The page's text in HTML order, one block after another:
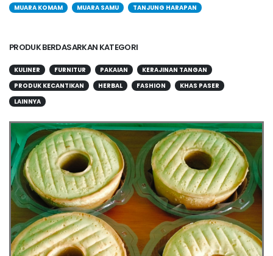
MUARA KOMAM
MUARA SAMU TANJUNG HARAPAN
PRODUK BERDASARKAN KATEGORI
KULINER FURNITUR PAKAIAN
KERAJINAN TANGAN
PRODUK KECANTIKAN
HERBAL FASHION
KHAS PASER
LAINNYA